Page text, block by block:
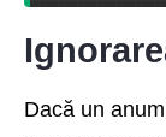
Dacă un